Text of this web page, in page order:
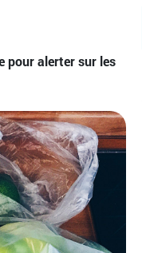
pour alerter sur les